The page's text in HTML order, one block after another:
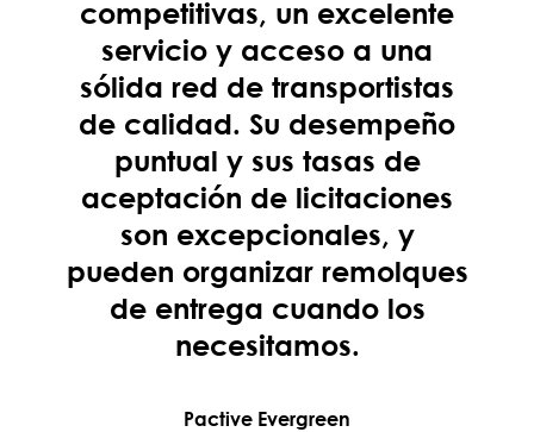
competitivas, un excelente
servicio y acceso a una
sólida red de transportistas
de calidad. Su desempeño
puntual y sus tasas de
aceptación de licitaciones
son excepcionales, y
pueden organizar remolques
de entrega cuando los
necesitamos.
Pactive Evergreen